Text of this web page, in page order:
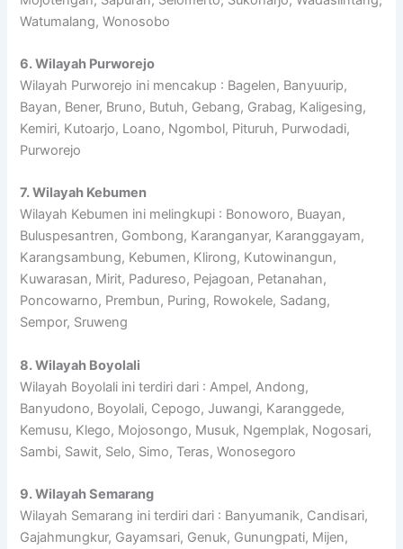
Watumalang, Wonosobo
6. Wilayah Purworejo
Wilayah Purworejo ini mencakup : Bagelen, Banyuurip,
Bayan, Bener, Bruno, Butuh, Gebang, Grabag, Kaligesing,
Kemiri, Kutoarjo, Loano, Ngombol, Pituruh, Purwodadi,
Purworejo
7. Wilayah Kebumen
Wilayah Kebumen ini melingkupi : Bonoworo, Buayan,
Buluspesantren, Gombong, Karanganyar, Karanggayam,
Karangsambung, Kebumen, Klirong, Kutowinangun,
Kuwarasan, Mirit, Padureso, Pejagoan, Petanahan,
Poncowarno, Prembun, Puring, Rowokele, Sadang,
Sempor, Sruweng
8. Wilayah Boyolali
Wilayah Boyolali ini terdiri dari : Ampel, Andong,
Banyudono, Boyolali, Cepogo, Juwangi, Karanggede,
Kemusu, Klego, Mojosongo, Musuk, Ngemplak, Nogosari,
Sambi, Sawit, Selo, Simo, Teras, Wonosegoro
9. Wilayah Semarang
Wilayah Semarang ini terdiri dari : Banyumanik, Candisari,
Gajahmungkur, Gayamsari, Genuk, Gunungpati, Mijen,